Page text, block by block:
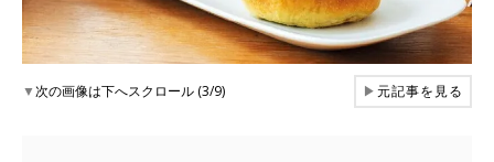
▼次の画像は下へスクロール (3/9) ▶元記事を見る